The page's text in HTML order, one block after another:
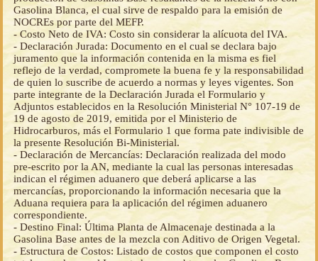
Gasolina Blanca, el cual sirve de respaldo para la emisión de
NOCREs por parte del MEFP.
- Costo Neto de IVA: Costo sin considerar la alícuota del IVA.
- Declaración Jurada: Documento en el cual se declara bajo
juramento que la información contenida en la misma es fiel
reflejo de la verdad, compromete la buena fe y la responsabilidad
de quien lo suscribe de acuerdo a normas y leyes vigentes. Son
parte integrante de la Declaración Jurada el Formulario y
Adjuntos establecidos en la Resolución Ministerial N° 107-19 de
19 de agosto de 2019, emitida por el Ministerio de
Hidrocarburos, más el Formulario 1 que forma pate indivisible de
la presente Resolución Bi-Ministerial.
- Declaración de Mercancías: Declaración realizada del modo
pre-escrito por la AN, mediante la cual las personas interesadas
indican el régimen aduanero que deberá aplicarse a las
mercancías, proporcionando la información necesaria que la
Aduana requiera para la aplicación del régimen aduanero
correspondiente.
- Destino Final: Última Planta de Almacenaje destinada a la
Gasolina Base antes de la mezcla con Aditivo de Origen Vegetal.
- Estructura de Costos: Listado de costos que componen el costo